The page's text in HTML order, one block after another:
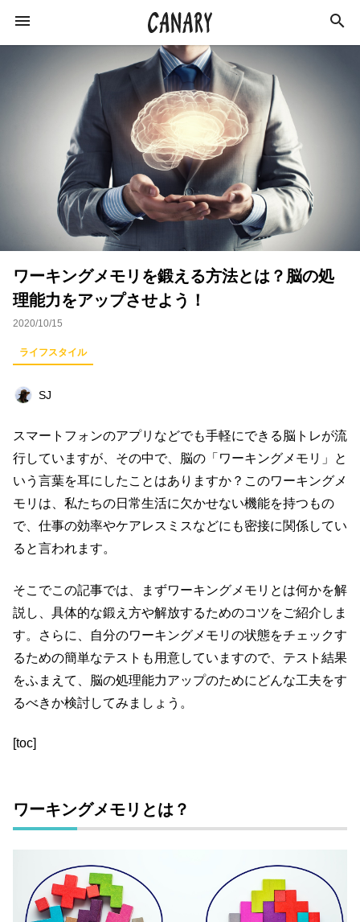
KEYWORD
キーワード
カルチャー ライフスタイル 学び
スキルアップ ダイエット
エンターテインメント インタビュー
トレーニング スポーツ
オフ会レポート クリエイター グルメ
社会 ファッション 音楽 海外
コミュニティ
ワーキングメモリを鍛える方法とは？脳の処
理能力をアップさせよう！
2020/10/15
ライフスタイル
SJ
スマートフォンのアプリなどでも手軽にできる脳トレが流
行していますが、その中で、脳の「ワーキングメモリ」と
いう言葉を耳にしたことはありますか？このワーキングメ
モリは、私たちの日常生活に欠かせない機能を持つもの
で、仕事の効率やケアレスミスなどにも密接に関係してい
ると言われます。
そこでこの記事では、まずワーキングメモリとは何かを解
説し、具体的な鍛え方や解放するためのコツをご紹介しま
す。さらに、自分のワーキングメモリの状態をチェックす
るための簡単なテストも用意していますので、テスト結果
をふまえて、脳の処理能力アップのためにどんな工夫をす
るべきか検討してみましょう。
[toc]
ワーキングメモリとは？